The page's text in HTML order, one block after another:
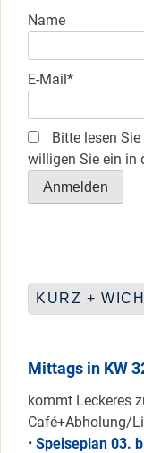
Name
E-Mail*
Bitte lesen Sie
willigen Sie ein in
KURZ +
Mittags in KW
kommt Leckeres
Café+Abholung/
• Speiseplan 03.